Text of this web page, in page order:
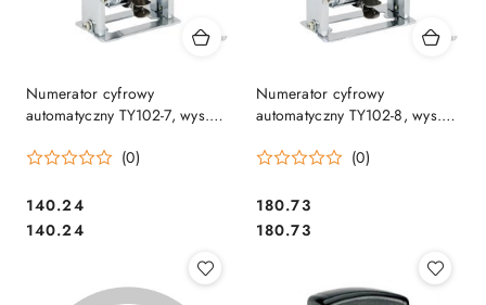
Numerator cyfrowy
automatyczny TY102-7, wys.
cyfrowy EAGLE 140-1010
(0)
Cena:
140.24
Cena:
140.24
Numerator cyfrowy
automatyczny TY102-8, wys.
cyfrowy EAGLE 140-1011
(0)
Cena:
180.73
Cena:
180.73